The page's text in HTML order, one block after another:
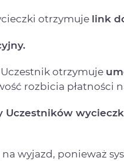
otrzymuje link
otrzymuje
rozbicia płatności
Uczestników
wyjazd, ponieważ